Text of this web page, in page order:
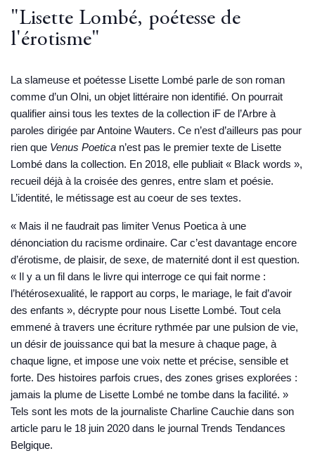
"Lisette Lombé, poétesse de
l'érotisme"
La slameuse et poétesse Lisette Lombé parle de son roman
comme d’un Olni, un objet littéraire non identifié. On pourrait
qualifier ainsi tous les textes de la collection iF de l’Arbre à
paroles dirigée par Antoine Wauters. Ce n’est d’ailleurs pas pour
rien que Venus Poetica n’est pas le premier texte de Lisette
Lombé dans la collection. En 2018, elle publiait « Black words »,
recueil déjà à la croisée des genres, entre slam et poésie.
L’identité, le métissage est au coeur de ses textes.
« Mais il ne faudrait pas limiter Venus Poetica à une
dénonciation du racisme ordinaire. Car c’est davantage encore
d’érotisme, de plaisir, de sexe, de maternité dont il est question.
« Il y a un fil dans le livre qui interroge ce qui fait norme :
l’hétérosexualité, le rapport au corps, le mariage, le fait d’avoir
des enfants », décrypte pour nous Lisette Lombé. Tout cela
emmené à travers une écriture rythmée par une pulsion de vie,
un désir de jouissance qui bat la mesure à chaque page, à
chaque ligne, et impose une voix nette et précise, sensible et
forte. Des histoires parfois crues, des zones grises explorées :
jamais la plume de Lisette Lombé ne tombe dans la facilité. »
Tels sont les mots de la journaliste Charline Cauchie dans son
article paru le 18 juin 2020 dans le journal Trends Tendances
Belgique.